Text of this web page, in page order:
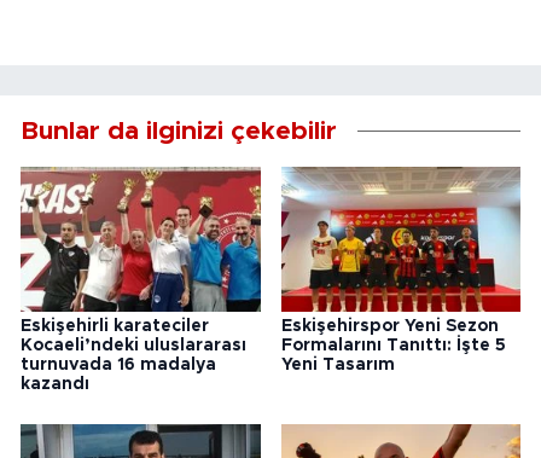
Bunlar da ilginizi çekebilir
Eskişehirli karateciler
Kocaeli’ndeki uluslararası
turnuvada 16 madalya
kazandı
Eskişehirspor Yeni Sezon
Formalarını Tanıttı: İşte 5
Yeni Tasarım